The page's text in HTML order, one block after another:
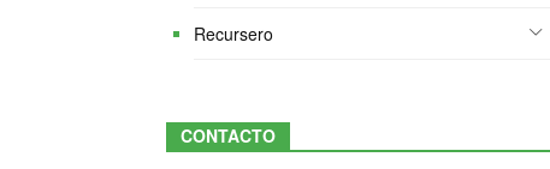
Recursero
CONTACTO